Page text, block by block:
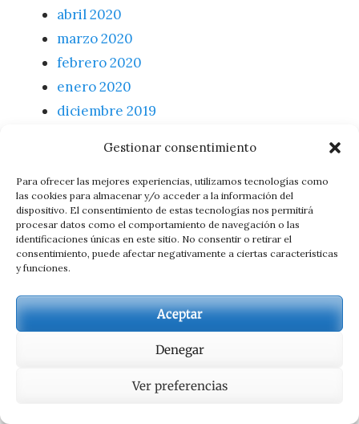
Gestionar consentimiento
Para ofrecer las mejores experiencias, utilizamos tecnologías como
las cookies para almacenar y/o acceder a la información del
dispositivo. El consentimiento de estas tecnologías nos permitirá
procesar datos como el comportamiento de navegación o las
identificaciones únicas en este sitio. No consentir o retirar el
consentimiento, puede afectar negativamente a ciertas características
y funciones.
Aceptar
Denegar
Ver preferencias
abril 2020
marzo 2020
febrero 2020
enero 2020
diciembre 2019
septiembre 2019
agosto 2019
junio 2019
mayo 2019
marzo 2019
febrero 2019
noviembre 2018